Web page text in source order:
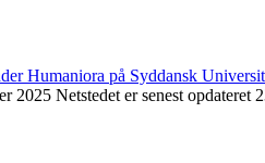
2025 Netstedet er senest opdateret